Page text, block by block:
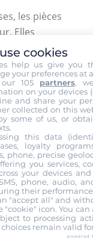
les pièces
Elles
cause de leur
l’achat ou la
Malraux de
cette
Vous pouvez
boutique
proposés par
de vos
à acheter
avec leur
sur
pièce. Il est
cookies
help us give you
your preferences at
105 partners,
on your devices
and share your
collected on this
some of us, or
this data
loyalty
phone, precise
you services,
your devices
phone, audio,
their
"accept all" and
"cookie" icon. You
to processing
choices remain valid
powered